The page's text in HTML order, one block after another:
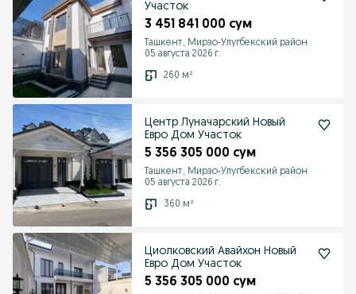
Участок
3 451 841 000 сум
Ташкент, Мирзо-Улугбекский район
05 августа 2026 г.
260 м²
Центр Луначарский Новый
Евро Дом Участок
5 356 305 000 сум
Ташкент, Мирзо-Улугбекский район
05 августа 2026 г.
360 м²
Циолковский Авайхон Новый
Евро Дом Участок
5 356 305 000 сум